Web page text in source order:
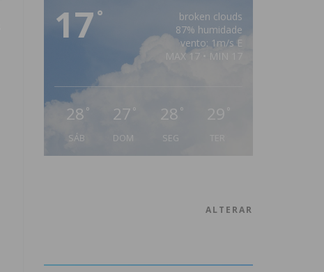
17 °
broken clouds
87% humidade
vento: 1m/s E
MAX 17 • MIN 17
28 °
SÁB
27 °
DOM
28 °
SEG
29 °
ALTERAR